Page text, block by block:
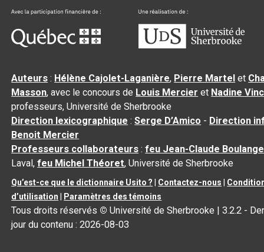
Auteurs : Hélène Cajolet-Laganière, Pierre Martel et
Masson, avec le concours de Louis Mercier et Nadine
professeurs, Université de Sherbrooke
Direction lexicographique :Serge D’Amico - Direction
Benoit Mercier
Professeurs collaborateurs :feu Jean-Claude
Laval,feu Michel Théoret, Université de Sherbrooke
Qu’est-ce que le dictionnaire Usito ? Contactez-nous
d’utilisation
Paramètres des témoins
Tous droits réservés © Université de Sherbrooke |3.2.2 -
jour du contenu :2026-08-03